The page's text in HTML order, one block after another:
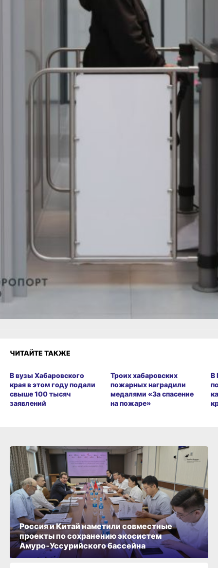
в пункте пропуска через границу,
включая регистрацию пассажиров,
обработку багажа, таможенное
Такая комплексная проверка
позволила оценить работу систем
в условиях, максимально
приближенным к реальным.
Главная цель тестирования — выявить
технологию обслуживания пассажиров
задействованных служб позволит
работы нового аэровокзала
автобусный маршрут запустили
Телеграм
Яндекс.Дзен
Как вам материал?
Грустно
Разочарование
ЧИТАЙТЕ ТАКЖЕ
В вузы Хабаровского
края в этом году подали
свыше 100 тысяч
заявлений
Троих хабаровских
пожарных наградили
медалями «За спасение
на пожаре»
В
Россия и Китай наметили совместные
проекты по сохранению экосистем
Амуро‑Уссурийского бассейна